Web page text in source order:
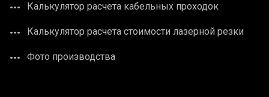
Калькулятор расчета кабельных проходок
Калькулятор расчета стоимости лазерной резки
Фото производства